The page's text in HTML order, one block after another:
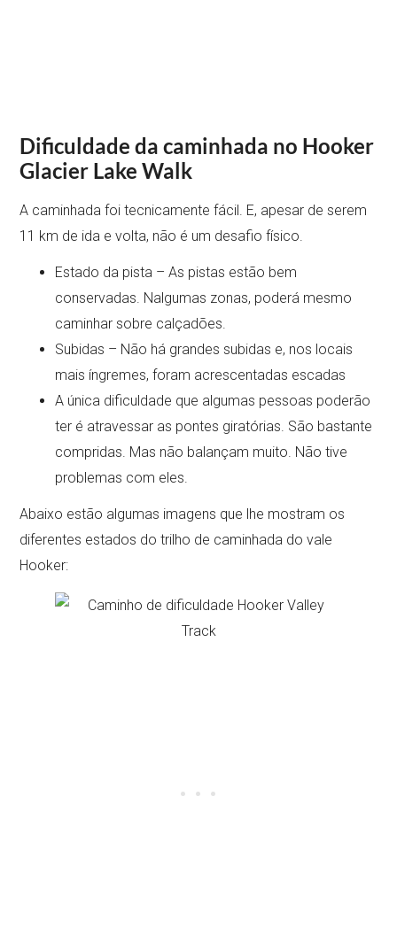
Dificuldade da caminhada no Hooker
Glacier Lake Walk
A caminhada foi tecnicamente fácil. E, apesar de serem
11 km de ida e volta, não é um desafio físico.
Estado da pista – As pistas estão bem
conservadas. Nalgumas zonas, poderá mesmo
caminhar sobre calçadões.
Subidas – Não há grandes subidas e, nos locais
mais íngremes, foram acrescentadas escadas
A única dificuldade que algumas pessoas poderão
ter é atravessar as pontes giratórias. São bastante
compridas. Mas não balançam muito. Não tive
problemas com eles.
Abaixo estão algumas imagens que lhe mostram os
diferentes estados do trilho de caminhada do vale
Hooker: